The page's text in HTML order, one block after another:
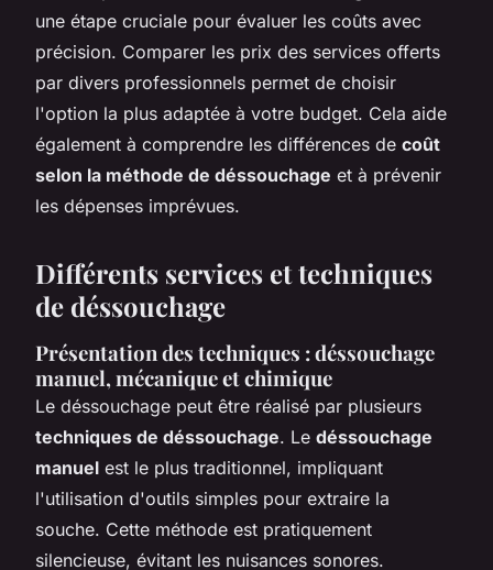
une étape cruciale pour évaluer les coûts avec
précision. Comparer les prix des services offerts
par divers professionnels permet de choisir
l'option la plus adaptée à votre budget. Cela aide
également à comprendre les différences de coût
selon la méthode de déssouchage et à prévenir
les dépenses imprévues.
Différents services et techniques
de déssouchage
Présentation des techniques : déssouchage
manuel, mécanique et chimique
Le déssouchage peut être réalisé par plusieurs
techniques de déssouchage. Le déssouchage
manuel est le plus traditionnel, impliquant
l'utilisation d'outils simples pour extraire la
souche. Cette méthode est pratiquement
silencieuse, évitant les nuisances sonores.